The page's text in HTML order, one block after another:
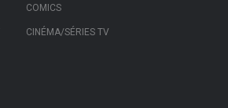
COMICS
CINÉMA/SÉRIES TV